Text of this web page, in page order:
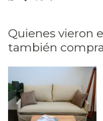
Quienes vieron
también